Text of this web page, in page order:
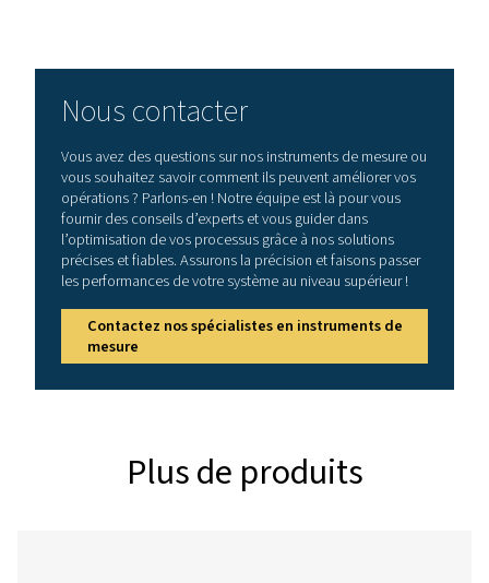
Améliorez votre flux de
avec notre application
Profitez d’une gestion des capteurs plus rapide, plus
plus précise, directement depuis votre appareil
L’application de maintenance S4C-FS permet aux
température, tout en offrant un contrôle total pour
paramètres critiques, y compris les unités, les